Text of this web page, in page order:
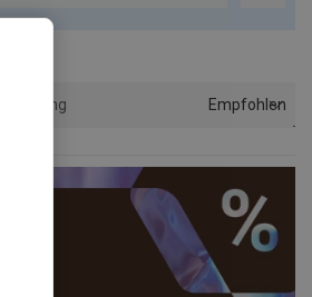
Sortierung Empfohlen